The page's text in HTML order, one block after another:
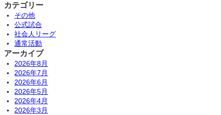
カテゴリー
その他
公式試合
社会人リーグ
通常活動
アーカイブ
2026年8月
2026年7月
2026年6月
2026年5月
2026年4月
2026年3月